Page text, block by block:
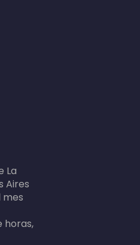
La
Aires
mes
horas,